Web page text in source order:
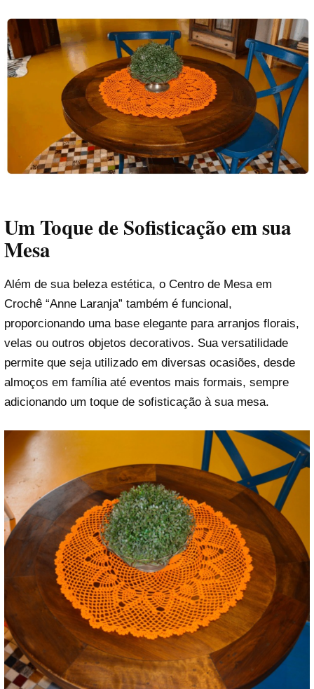
Um Toque de Sofisticação em sua
Mesa
Além de sua beleza estética, o Centro de Mesa em
Crochê “Anne Laranja” também é funcional,
proporcionando uma base elegante para arranjos florais,
velas ou outros objetos decorativos. Sua versatilidade
permite que seja utilizado em diversas ocasiões, desde
almoços em família até eventos mais formais, sempre
adicionando um toque de sofisticação à sua mesa.